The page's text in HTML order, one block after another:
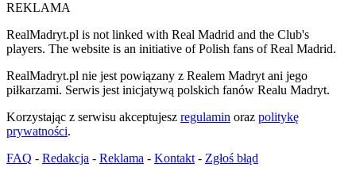
REKLAMA
RealMadryt.pl is not linked with Real Madrid and the Club's
players. The website is an initiative of Polish fans of Real Madrid.
RealMadryt.pl nie jest powiązany z Realem Madryt ani jego
piłkarzami. Serwis jest inicjatywą polskich fanów Realu Madryt.
Korzystając z serwisu akceptujesz regulamin oraz politykę
prywatności.
FAQ - Redakcja - Reklama - Kontakt - Zgłoś błąd